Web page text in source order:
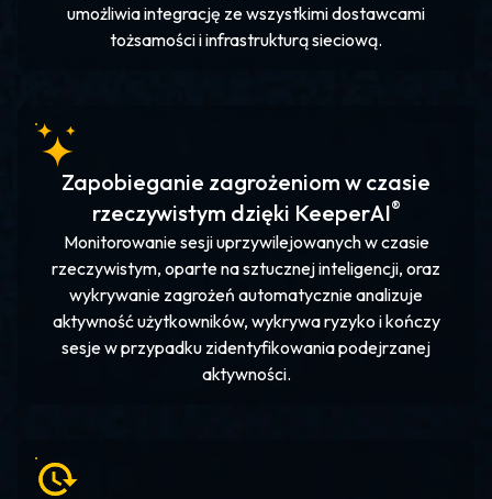
umożliwia integrację ze wszystkimi dostawcami
tożsamości i infrastrukturą sieciową.
Zapobieganie zagrożeniom w czasie
rzeczywistym dzięki KeeperAI®
Monitorowanie sesji uprzywilejowanych w czasie
rzeczywistym, oparte na sztucznej inteligencji, oraz
wykrywanie zagrożeń automatycznie analizuje
aktywność użytkowników, wykrywa ryzyko i kończy
sesje w przypadku zidentyfikowania podejrzanej
aktywności.